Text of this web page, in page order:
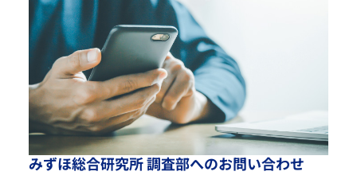
みずほ総合研究所調査部へのお問い合わせ